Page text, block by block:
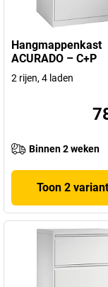
Hangmappenkast
ACURADO – C+P
2 rijen, 4 laden
Binnen 2 weken
Toon 2